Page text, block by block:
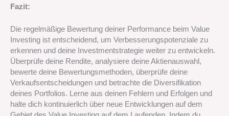
Fazit:
Die regelmäßige Bewertung deiner Performance beim Value
Investing ist entscheidend, um Verbesserungspotenziale zu
erkennen und deine Investmentstrategie weiter zu entwickeln.
Überprüfe deine Rendite, analysiere deine Aktienauswahl,
bewerte deine Bewertungsmethoden, überprüfe deine
Verkaufsentscheidungen und betrachte die Diversifikation
deines Portfolios. Lerne aus deinen Fehlern und Erfolgen und
halte dich kontinuierlich über neue Entwicklungen auf dem